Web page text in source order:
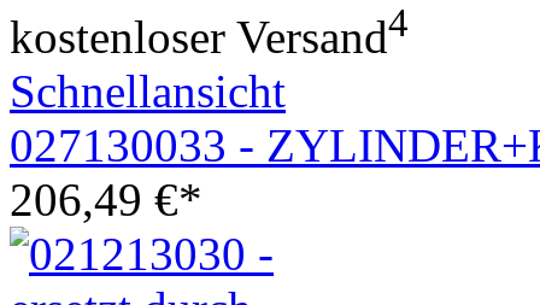
kostenloser Versand4
Schnellansicht
027130033 -
206,49 €*